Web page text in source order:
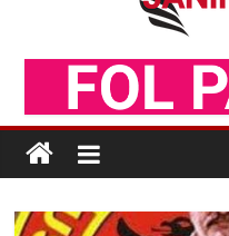
Sulm , pse të dua ty